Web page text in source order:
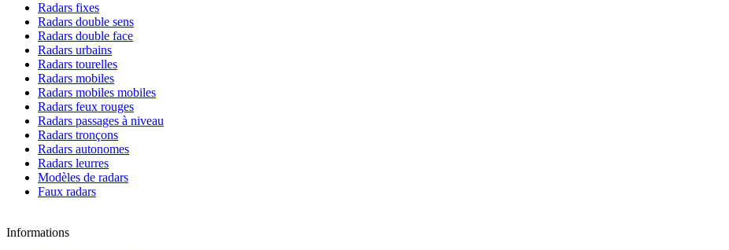
Radars fixes
Radars double sens
Radars double face
Radars urbains
Radars tourelles
Radars mobiles
Radars mobiles mobiles
Radars feux rouges
Radars passages à niveau
Radars tronçons
Radars autonomes
Radars leurres
Modèles de radars
Faux radars
Informations